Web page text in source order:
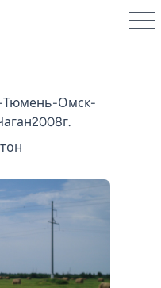
Тюмень-Омск-